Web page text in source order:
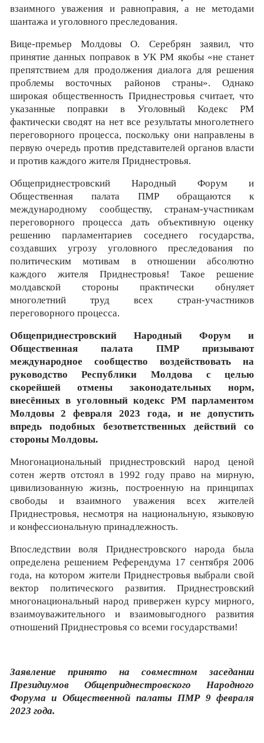
взаимного уважения и равноправия, а не методами
шантажа и уголовного преследования.
Вице-премьер Молдовы О. Серебрян заявил, что
принятие данных поправок в УК РМ якобы «не станет
препятствием для продолжения диалога для решения
проблемы восточных районов страны». Однако
широкая общественность Приднестровья считает, что
указанные поправки в Уголовный Кодекс РМ
фактически сводят на нет все результаты многолетнего
переговорного процесса, поскольку они направлены в
первую очередь против представителей органов власти
и против каждого жителя Приднестровья.
Общеприднестровский Народный Форум и
Общественная палата ПМР обращаются к
международному сообществу, странам-участникам
переговорного процесса дать объективную оценку
решению парламентариев соседнего государства,
создавших угрозу уголовного преследования по
политическим мотивам в отношении абсолютно
каждого жителя Приднестровья! Такое решение
молдавской стороны практически обнуляет
многолетний труд всех стран-участников
переговорного процесса.
Общеприднестровский Народный Форум и
Общественная палата ПМР призывают
международное сообщество воздействовать на
руководство Республики Молдова с целью
скорейшей отмены законодательных норм,
внесённых в уголовный кодекс РМ парламентом
Молдовы 2 февраля 2023 года, и не допустить
впредь подобных безответственных действий со
стороны Молдовы.
Многонациональный приднестровский народ ценой
сотен жертв отстоял в 1992 году право на мирную,
цивилизованную жизнь, построенную на принципах
свободы и взаимного уважения всех жителей
Приднестровья, несмотря на национальную, языковую
и конфессиональную принадлежность.
Впоследствии воля Приднестровского народа была
определена решением Референдума 17 сентября 2006
года, на котором жители Приднестровья выбрали свой
вектор политического развития. Приднестровский
многонациональный народ привержен курсу мирного,
взаимоуважительного и взаимовыгодного развития
отношений Приднестровья со всеми государствами!
Заявление принято на совместном заседании
Президиумов Общеприднестровского Народного
Форума и Общественной палаты ПМР 9 февраля
2023 года.